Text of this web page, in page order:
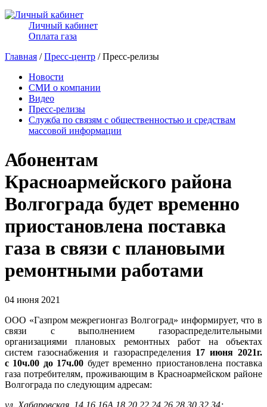
Личный кабинет
Оплата газа
Главная /Пресс-центр / Пресс-релизы
Новости
СМИ о компании
Видео
Пресс-релизы
Служба по связям с общественностью и средствам
массовой информации
Абонентам
Красноармейского района
Волгограда будет временно
приостановлена поставка
газа в связи с плановыми
ремонтными работами
04 июня 2021
ООО «Газпром межрегионгаз Волгоград» информирует, что в
связи с выполнением газораспределительными
организациями плановых ремонтных работ на объектах
систем газоснабжения и газораспределения 17 июня 2021г.
с 10ч.00 до 17ч.00 будет временно приостановлена поставка
газа потребителям, проживающим в Красноармейском районе
Волгограда по следующим адресам:
ул. Хабаровская, 14,16,16А,18,20,22,24,26,28,30,32,34;